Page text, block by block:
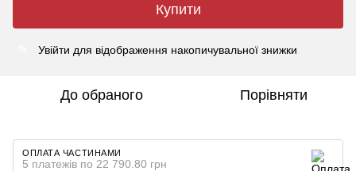
Купити
Увійти для відображення накопичувальної знижки
До обраного Порівняти
ОПЛАТА ЧАСТИНАМИ
5 платежів по 22 790.80 грн